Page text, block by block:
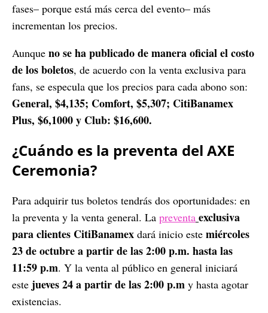
fases– porque está más cerca del evento– más
incrementan los precios.
Aunque no se ha publicado de manera oficial el costo
de los boletos, de acuerdo con la venta exclusiva para
fans, se especula que los precios para cada abono son:
General, $4,135; Comfort, $5,307; CitiBanamex
Plus, $6,1000 y Club: $16,600.
¿Cuándo es la preventa del AXE
Ceremonia?
Para adquirir tus boletos tendrás dos oportunidades: en
la preventa y la venta general. La preventa exclusiva
para clientes CitiBanamex dará inicio este miércoles
23 de octubre a partir de las 2:00 p.m. hasta las
11:59 p.m. Y la venta al público en general iniciará
este jueves 24 a partir de las 2:00 p.m y hasta agotar
existencias.